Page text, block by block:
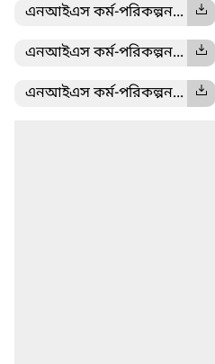
এনআইএস কর্ম-পরিকল্পন...
এনআইএস কর্ম-পরিকল্পন...
এনআইএস কর্ম-পরিকল্পন...